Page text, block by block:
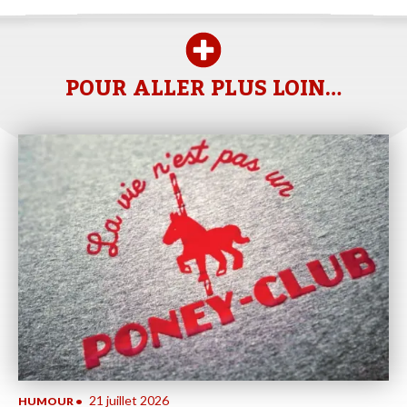
POUR ALLER PLUS LOIN…
HUMOUR • 21 juillet 2026